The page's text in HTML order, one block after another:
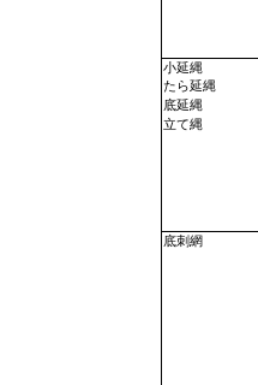
小延縄
たら延縄
底延縄
立て縄
底刺網